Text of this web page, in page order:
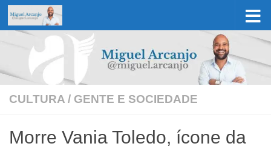
Skip to content
CULTURA / GENTE E SOCIEDADE
Morre Vania Toledo, ícone da